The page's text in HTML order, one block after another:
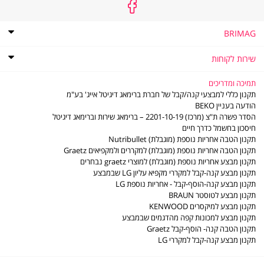
שליח עד הבית
* 7 ימי עסקים בערים מרכזיות (באר שבע ועד קריית
שמונה)
* 7 ימי עסקים לישובים כגון רמת הגולן, מושבים, קיבוצים, מצפים,
ישובים וכפרים.
* עד 14 ימי עסקים עבור ישובים דרומיים לבאר שבע, אזור אילת
והערבה, ים המלח, קדש ברנע וישובים סובב ישע וסובב ירושלים.
* במקרים בהם האספקה הינה מעבר לקו הירוק עד 14 ימי עסקים.
איסוף עצמי
עד 7 ימי עסקים
BRIMAG
תקנון מועדון הלקוחות של ברימאג
דוח פומבי לשנת 2021 לפי חוק שכר שווה לעובדת ולעובד
דוח פומבי לשנת 2022 לפי חוק שכר שווה לעובדת ולעובד
תו אמון הציבור
דוח פומבי לשנת 2023 לפי חוק שכר שווה לעובדת ולעובד
דוח פומבי לשנת 2024 לפי חוק שכר שווה לעובדת ולעובד
דוח פומבי לשנת 2025 לפי חוק שכר שווה לעובדת ולעובד
הסדר פשרה ב- ת"צ (מרכז) 2201-10-19
מדיניות פינוי פסולת ציוד חשמלי ואלקטרוני
שירות לקוחות
שירות לקוחות
מדיניות החזרות והחלפות
משלוחים
סניפים - נקודות שירות
LG משווקים מורשים
משווקים מורשים - מוצרים קטנים
תעודות אחריות
חוברות הפעלה
ביטול עסקה
צור קשר
תמיכה ומדריכים
תקנון כללי למבצעי קנה/קבל של חברת ברימאג דיגיטל אייג' בע"מ
הודעה בעניין BEKO
הסדר פשרה ת"צ (מרכז) 2201-10-19 – ברימאג שירות וברימאג דיגיטל
חיסכון בחשמל כדרך חיים
תקנון הטבה אחריות נוספת (מוגבלת) Nutribullet
תקנון הטבה אחריות נוספת (מוגבלת) למקררים ולמקפיאים Graetz
תקנון מבצע אחריות נוספת (מוגבלת) למוצרי graetz נבחרים
תקנון מבצע קנה-קבל למקררי מקפיא עליון LG שבמבצע
תקנון מבצע קנה-הוסף-קבל - אחריות נוספת LG
תקנון מבצע לטוסטר BRAUN
תקנון מבצע למיקסרים KENWOOD
תקנון מבצע למכונות קפה מהדגמים שבמבצע
תקנון הטבה קנה- הוסף-קבל Graetz
תקנון מבצע קנה-קבל למקררי LG